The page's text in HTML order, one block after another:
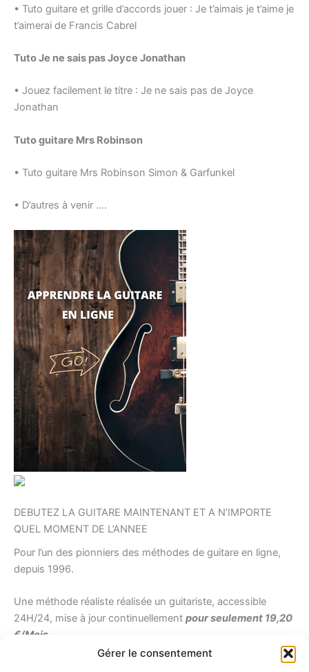
Gérer le consentement
• Tuto guitare et grille d’accords jouer : Je t’aimais je t’aime je
t’aimerai de Francis Cabrel
Tuto Je ne sais pas Joyce Jonathan
• Jouez facilement le titre : Je ne sais pas de Joyce
Jonathan
Tuto guitare Mrs Robinson
• Tuto guitare Mrs Robinson Simon & Garfunkel
• D’autres à venir ….
DEBUTEZ LA GUITARE MAINTENANT ET A N’IMPORTE
QUEL MOMENT DE L’ANNEE
Pour l’un des pionniers des méthodes de guitare en ligne,
depuis 1996.
Une méthode réaliste réalisée un guitariste, accessible
24H/24, mise à jour continuellement pour seulement 19,20
€/Mois